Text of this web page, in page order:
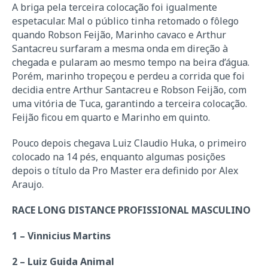
A briga pela terceira colocação foi igualmente
espetacular. Mal o público tinha retomado o fôlego
quando Robson Feijão, Marinho cavaco e Arthur
Santacreu surfaram a mesma onda em direção à
chegada e pularam ao mesmo tempo na beira d’água.
Porém, marinho tropeçou e perdeu a corrida que foi
decidia entre Arthur Santacreu e Robson Feijão, com
uma vitória de Tuca, garantindo a terceira colocação.
Feijão ficou em quarto e Marinho em quinto.
Pouco depois chegava Luiz Claudio Huka, o primeiro
colocado na 14 pés, enquanto algumas posições
depois o título da Pro Master era definido por Alex
Araujo.
RACE LONG DISTANCE PROFISSIONAL MASCULINO
1 – Vinnicius Martins
2 – Luiz Guida Animal